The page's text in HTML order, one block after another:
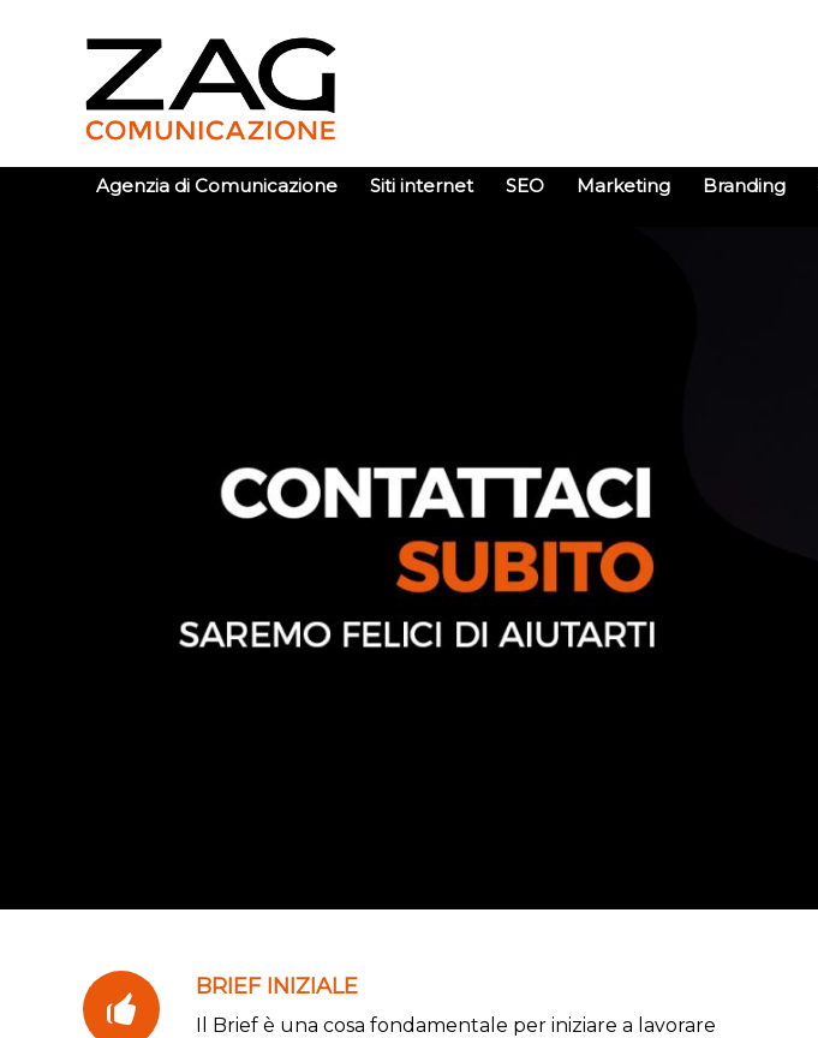
Agenzia di Comunicazione Siti internet SEO Marketing Branding
BRIEF INIZIALE
Il Brief è una cosa fondamentale per iniziare a lavorare